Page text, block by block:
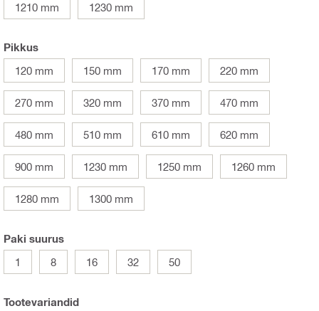
1210 mm 1230 mm
Pikkus
120 mm
150 mm 170 mm 220 mm
270 mm 320 mm 370 mm 470 mm
480 mm 510 mm 610 mm 620 mm
900 mm 1230 mm 1250 mm 1260 mm
1280 mm 1300 mm
Paki suurus
1
8 16 32 50
Tootevariandid